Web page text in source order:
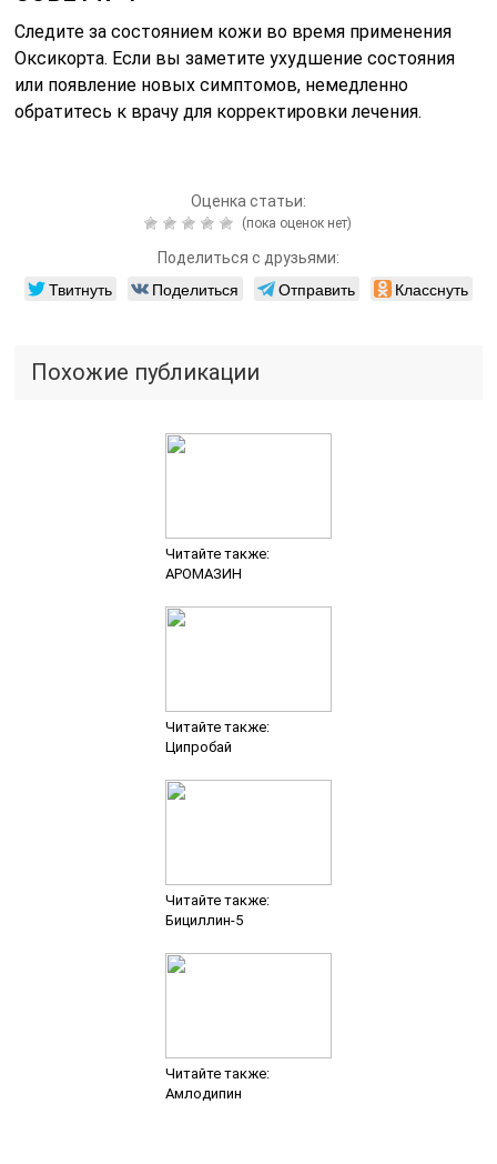
Следите за состоянием кожи во время применения
Оксикорта. Если вы заметите ухудшение состояния
или появление новых симптомов, немедленно
обратитесь к врачу для корректировки лечения.
Оценка статьи:
(пока оценок нет)
Поделиться с друзьями:
Твитнуть Поделиться Отправить Класснуть
Похожие публикации
Читайте также:
АРОМАЗИН
Читайте также:
Ципробай
Читайте также:
Бициллин-5
Читайте также:
Амлодипин